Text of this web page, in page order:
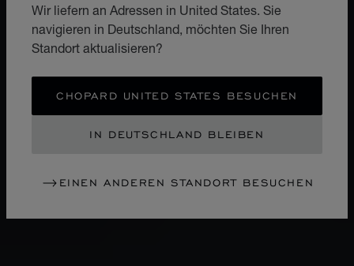
Wir liefern an Adressen in United States. Sie
navigieren in Deutschland, möchten Sie Ihren
Standort aktualisieren?
CHOPARD UNITED STATES BESUCHEN
IN DEUTSCHLAND BLEIBEN
EINEN ANDEREN STANDORT BESUCHEN